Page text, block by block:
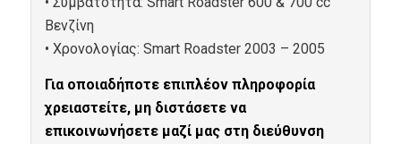
Βενζίνη
• Xρονολογίας: Smart Roadster 2003 – 2005
Για οποιαδήποτε επιπλέον πληροφορία
χρειαστείτε, μη διστάσετε να
επικοινωνήσετε μαζί μας στη διεύθυνση